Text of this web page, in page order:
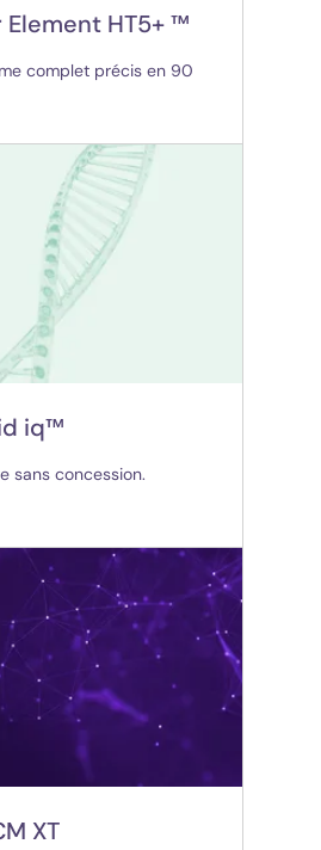
HT5+ ™
complet précis en 90
(opens in new tab)
iq™
sans concession.
(opens in new tab)
XT